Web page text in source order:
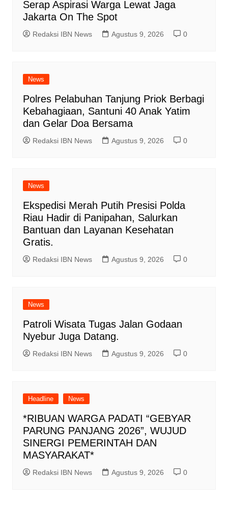
Serap Aspirasi Warga Lewat Jaga
Jakarta On The Spot
Redaksi IBN News Agustus 9, 2026 0
News
Polres Pelabuhan Tanjung Priok Berbagi
Kebahagiaan, Santuni 40 Anak Yatim
dan Gelar Doa Bersama
Redaksi IBN News Agustus 9, 2026 0
News
Ekspedisi Merah Putih Presisi Polda
Riau Hadir di Panipahan, Salurkan
Bantuan dan Layanan Kesehatan
Gratis.
Redaksi IBN News Agustus 9, 2026 0
News
Patroli Wisata Tugas Jalan Godaan
Nyebur Juga Datang.
Redaksi IBN News Agustus 9, 2026 0
Headline News
*RIBUAN WARGA PADATI “GEBYAR
PARUNG PANJANG 2026”, WUJUD
SINERGI PEMERINTAH DAN
MASYARAKAT*
Redaksi IBN News Agustus 9, 2026 0